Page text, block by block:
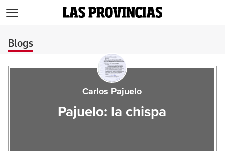
Blogs
Carlos Pajuelo
Pajuelo: la chispa